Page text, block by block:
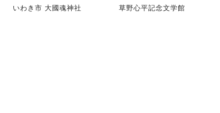
いわき市 大國魂神社 草野心平記念文学館